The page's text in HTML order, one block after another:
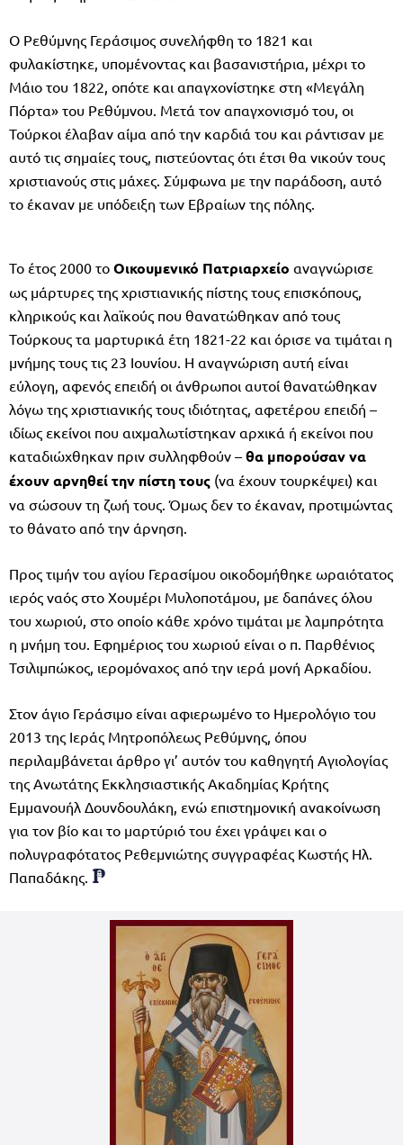
Ο Ρεθύμνης Γεράσιμος συνελήφθη το 1821 και
φυλακίστηκε, υπομένοντας και βασανιστήρια, μέχρι το
Μάιο του 1822, οπότε και απαγχονίστηκε στη «Μεγάλη
Πόρτα» του Ρεθύμνου. Μετά τον απαγχονισμό του, οι
Τούρκοι έλαβαν αίμα από την καρδιά του και ράντισαν με
αυτό τις σημαίες τους, πιστεύοντας ότι έτσι θα νικούν τους
χριστιανούς στις μάχες. Σύμφωνα με την παράδοση, αυτό
το έκαναν με υπόδειξη των Εβραίων της πόλης.
Το έτος 2000 το Οικουμενικό Πατριαρχείο αναγνώρισε
ως μάρτυρες της χριστιανικής πίστης τους επισκόπους,
κληρικούς και λαϊκούς που θανατώθηκαν από τους
Τούρκους τα μαρτυρικά έτη 1821-22 και όρισε να τιμάται η
μνήμης τους τις 23 Ιουνίου. Η αναγνώριση αυτή είναι
εύλογη, αφενός επειδή οι άνθρωποι αυτοί θανατώθηκαν
λόγω της χριστιανικής τους ιδιότητας, αφετέρου επειδή –
ιδίως εκείνοι που αιχμαλωτίστηκαν αρχικά ή εκείνοι που
καταδιώχθηκαν πριν συλληφθούν – θα μπορούσαν να
έχουν αρνηθεί την πίστη τους (να έχουν τουρκέψει) και
να σώσουν τη ζωή τους. Όμως δεν το έκαναν, προτιμώντας
το θάνατο από την άρνηση.
Προς τιμήν του αγίου Γερασίμου οικοδομήθηκε ωραιότατος
ιερός ναός στο Χουμέρι Μυλοποτάμου, με δαπάνες όλου
του χωριού, στο οποίο κάθε χρόνο τιμάται με λαμπρότητα
η μνήμη του. Εφημέριος του χωριού είναι ο π. Παρθένιος
Τσιλιμπώκος, ιερομόναχος από την ιερά μονή Αρκαδίου.
Στον άγιο Γεράσιμο είναι αφιερωμένο το Ημερολόγιο του
2013 της Ιεράς Μητροπόλεως Ρεθύμνης, όπου
περιλαμβάνεται άρθρο γι’ αυτόν του καθηγητή Αγιολογίας
της Ανωτάτης Εκκλησιαστικής Ακαδημίας Κρήτης
Εμμανουήλ Δουνδουλάκη, ενώ επιστημονική ανακοίνωση
για τον βίο και το μαρτύριό του έχει γράψει και ο
πολυγραφότατος Ρεθεμνιώτης συγγραφέας Κωστής Ηλ.
Παπαδάκης.